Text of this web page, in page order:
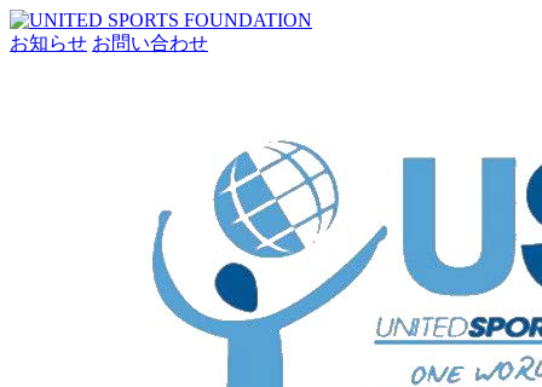
お知らせ お問い合わせ